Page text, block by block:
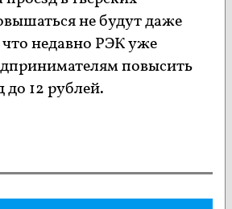
не будут даже
недавно РЭК уже
повысить
до 12 рублей.